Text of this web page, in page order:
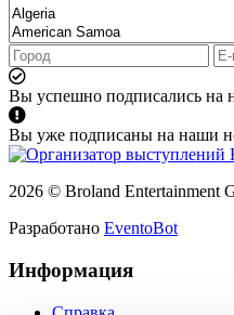
Вы успешно подписались на
Вы уже подписаны на наши
2026 © Broland Entertainment
Разработано EventoBot
Информация